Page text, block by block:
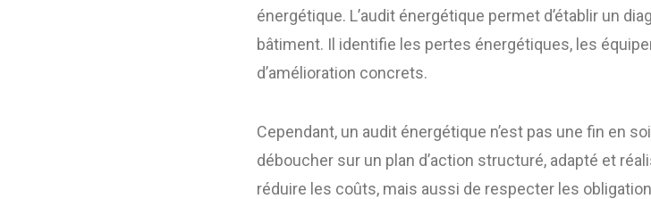
énergétique. L’audit énergétique permet d’établir un
bâtiment. Il identifie les pertes énergétiques, les
d’amélioration concrets.
Cependant, un audit énergétique n’est pas une fin en
déboucher sur un plan d’action structuré, adapté et
réduire les coûts, mais aussi de respecter les